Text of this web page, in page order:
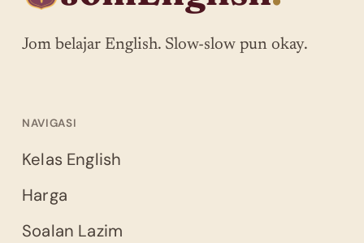
Jom belajar English. Slow-slow pun okay.
NAVIGASI
Kelas English
Harga
Soalan Lazim